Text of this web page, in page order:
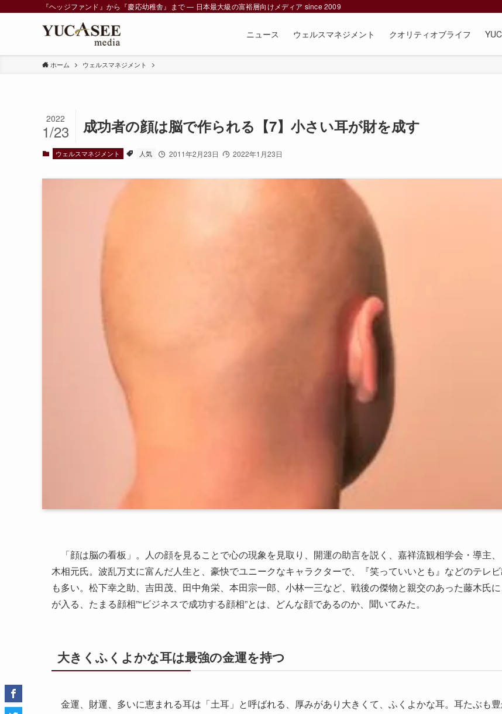
『ヘッジファンド』から『慶応幼稚舎』まで ― 日本最大級の富裕層向けメディア since 2009
ニュース ウェルスマネジメント クオリティオブライフ
ホーム ウェルスマネジメント
成功者の顔は脳で作られる【7】小さい耳が財を成す
2022
1/23
ウェルスマネジメント 人気 2011年2月23日 2022年1月23日
「顔は脳の看板」。人の顔を見ることで心の現象を見取り、開運の助言を説く、嘉祥流観相学会・導主
木相元氏。波乱万丈に富んだ人生と、豪快でユニークなキャラクターで、『笑っていいとも』などのテレ
も多い。松下幸之助、吉田茂、田中角栄、本田宗一郎、小林一三など、戦後の傑物と親交のあった藤木氏に
が入る、たまる顔相”“ビジネスで成功する顔相”とは、どんな顔であるのか、聞いてみた。
大きくふくよかな耳は最強の金運を持つ
金運、財運、多いに恵まれる耳は「土耳」と呼ばれる、厚みがあり大きくて、ふくよかな耳。耳たぶも